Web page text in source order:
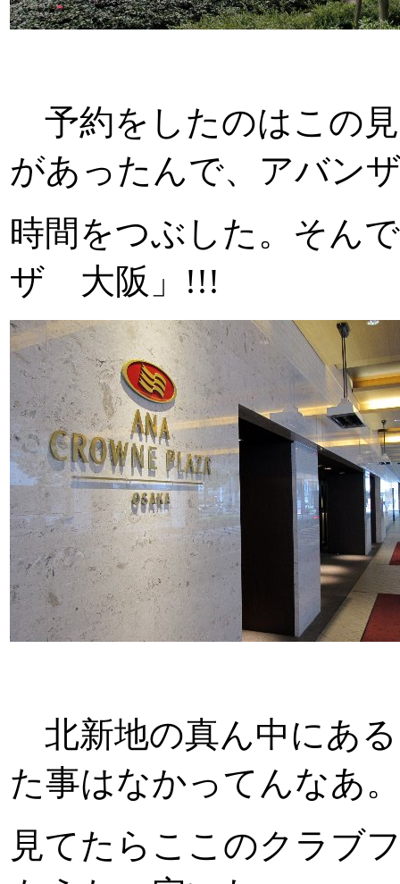
予約をしたのはこの
があったんで、アバン
時間をつぶした。そん
ザ 大阪」!!!
北新地の真ん中にあ
た事はなかってんなあ
見てたらここのクラブ